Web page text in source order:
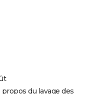
du lavage des